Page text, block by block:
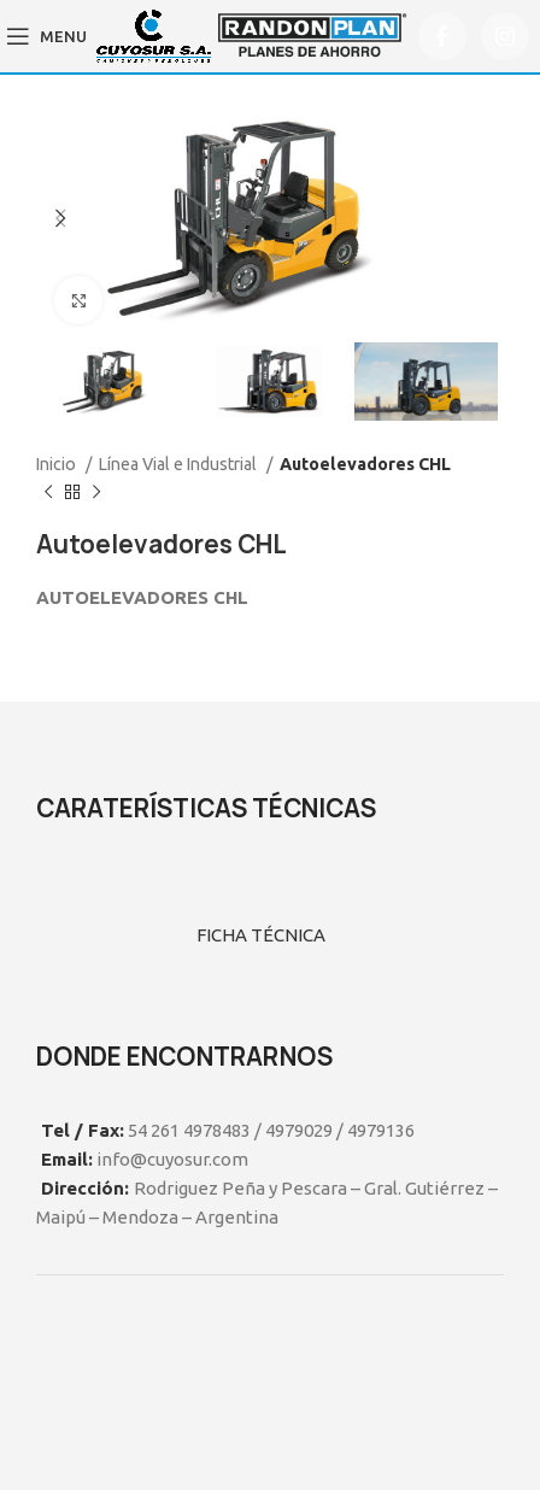
MENU
Click to enlarge
Inicio Línea Vial e Industrial Autoelevadores CHL
Autoelevadores CHL
AUTOELEVADORES CHL
CARATERÍSTICAS TÉCNICAS
FICHA TÉCNICA
DONDE ENCONTRARNOS
Tel / Fax: 54 261 4978483 / 4979029 / 4979136
Email: info@cuyosur.com
Dirección: Rodriguez Peña y Pescara – Gral. Gutiérrez –
Maipú – Mendoza – Argentina